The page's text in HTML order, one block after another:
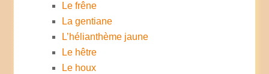
Le frêne
La gentiane
L’hélianthème jaune
Le hêtre
Le houx